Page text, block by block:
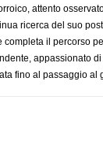
attento
ricerca del suo
completa il percorso
appassionato
fino al passaggio al